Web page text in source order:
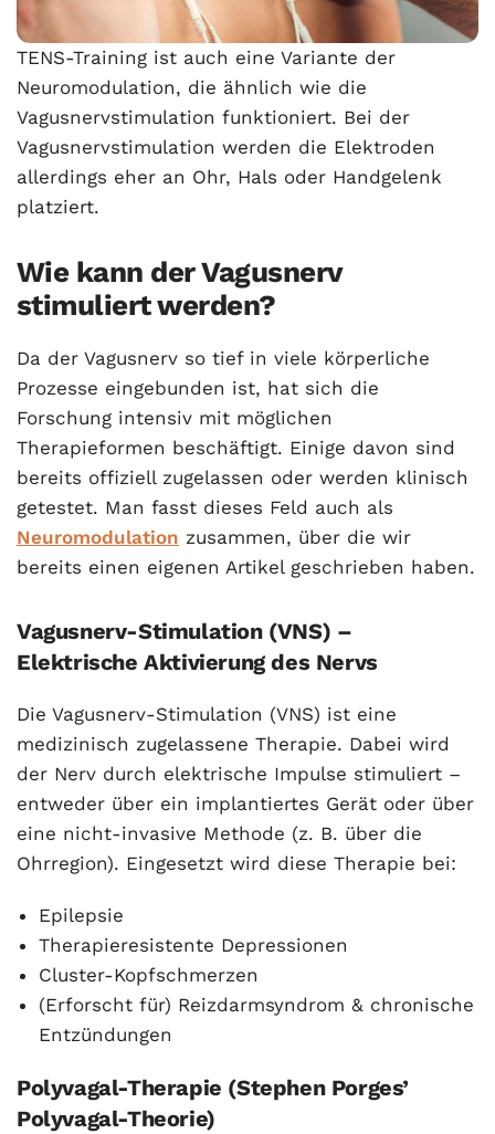
TENS-Training ist auch eine Variante der
Neuromodulation, die ähnlich wie die
Vagusnervstimulation funktioniert. Bei der
Vagusnervstimulation werden die Elektroden
allerdings eher an Ohr, Hals oder Handgelenk
platziert.
Wie kann der Vagusnerv
stimuliert werden?
Da der Vagusnerv so tief in viele körperliche
Prozesse eingebunden ist, hat sich die
Forschung intensiv mit möglichen
Therapieformen beschäftigt. Einige davon sind
bereits offiziell zugelassen oder werden klinisch
getestet. Man fasst dieses Feld auch als
Neuromodulation zusammen, über die wir
bereits einen eigenen Artikel geschrieben haben.
Vagusnerv-Stimulation (VNS) –
Elektrische Aktivierung des Nervs
Die Vagusnerv-Stimulation (VNS) ist eine
medizinisch zugelassene Therapie. Dabei wird
der Nerv durch elektrische Impulse stimuliert –
entweder über ein implantiertes Gerät oder über
eine nicht-invasive Methode (z. B. über die
Ohrregion). Eingesetzt wird diese Therapie bei:
Epilepsie
Therapieresistente Depressionen
Cluster-Kopfschmerzen
(Erforscht für) Reizdarmsyndrom & chronische
Entzündungen
Polyvagal-Therapie (Stephen Porges’
Polyvagal-Theorie)